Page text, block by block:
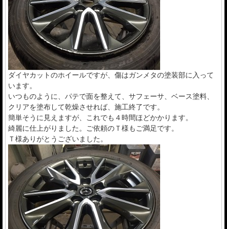
ダイヤカットのホイールですが、傷はガンメタの塗装部に入って
います。
いつものように、パテで面を整えて、サフェーサ、ベース塗料、
クリアを塗布して乾燥させれば、施工終了です。
簡単そうに見えますが、これでも４時間ほどかかります。
綺麗に仕上がりました。ご依頼のＴ様もご満足です。
Ｔ様ありがとうございました。